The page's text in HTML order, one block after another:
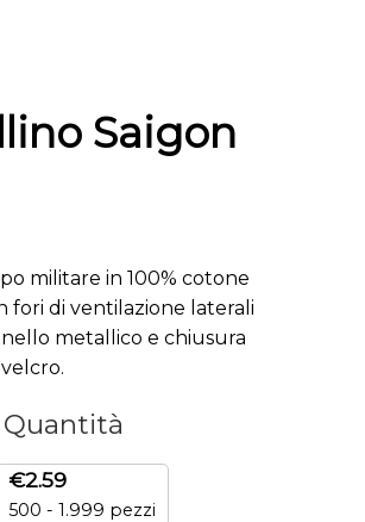
Saigon
militare in 100% cotone
fori di ventilazione laterali
metallico e chiusura
€2.59
500 - 1.999 pezzi